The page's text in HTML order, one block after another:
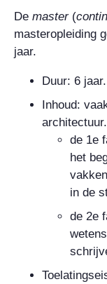
De master(
masteropleiding
jaar.
Duur: 6 jaar.
Inhoud:
de 1e
het
in de
de 2e